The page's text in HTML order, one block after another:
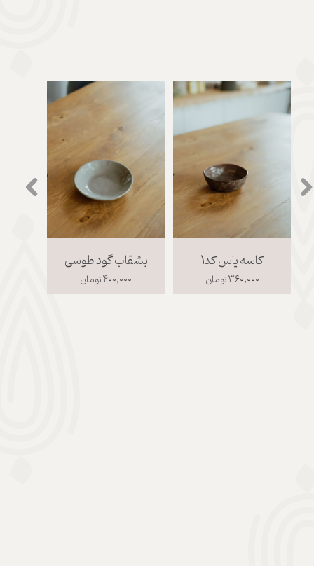
بشقاب گود طوسی
۴۰۰,۰۰۰ تومان
کاسه یاس کد1
۳۶۰,۰۰۰ تومان